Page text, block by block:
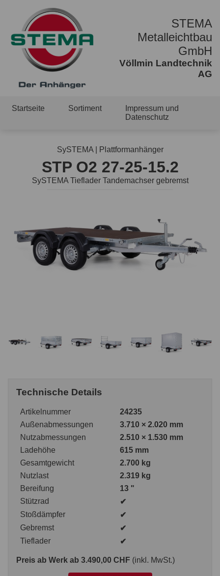
STEMA
Metalleichtbau
GmbH
Völlmin Landtechnik
AG
Startseite Sortiment
Impressum und
Datenschutz
SySTEMA | Plattformanhänger
STP O2 27-25-15.2
SySTEMA Tieflader Tandemachser gebremst
Technische Details
Artikelnummer
24235
Außenabmessungen
3.710 × 2.020 mm
Nutzabmessungen
2.510 × 1.530 mm
Ladehöhe
615 mm
Gesamtgewicht
2.700 kg
Nutzlast
2.319 kg
Bereifung
13 "
Stützrad
✔
Stoßdämpfer
✔
Gebremst
✔
Tieflader
✔
Preis ab Werk ab 3.490,00 CHF (inkl. MwSt.)